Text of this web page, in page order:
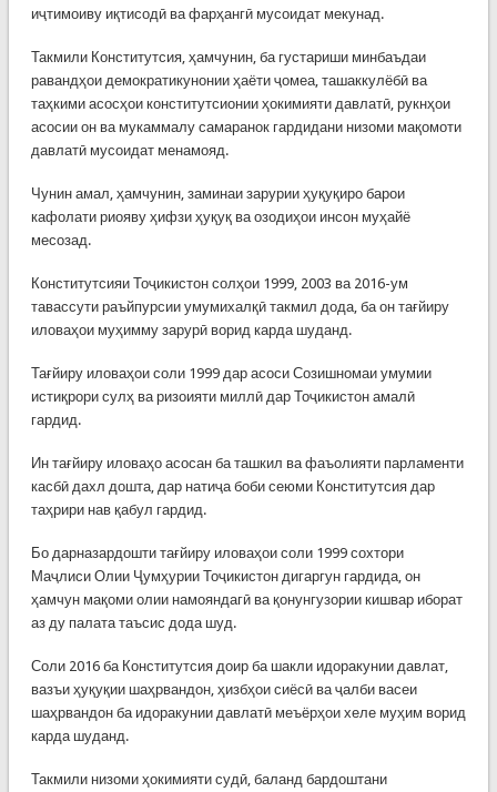
иҷтимоиву иқтисодӣ ва фарҳангӣ мусоидат мекунад.
Такмили Конститутсия, ҳамчунин, ба густариши минбаъдаи
равандҳои демократикунонии ҳаёти ҷомеа, ташаккулёбӣ ва
таҳкими асосҳои конститутсионии ҳокимияти давлатӣ, рукнҳои
асосии он ва мукаммалу самаранок гардидани низоми мақомоти
давлатӣ мусоидат менамояд.
Чунин амал, ҳамчунин, заминаи зарурии ҳуқуқиро барои
кафолати риояву ҳифзи ҳуқуқ ва озодиҳои инсон муҳайё
месозад.
Конститутсияи Тоҷикистон солҳои 1999, 2003 ва 2016-ум
тавассути раъйпурсии умумихалқӣ такмил дода, ба он тағйиру
иловаҳои муҳимму зарурӣ ворид карда шуданд.
Тағйиру иловаҳои соли 1999 дар асоси Созишномаи умумии
истиқрори сулҳ ва ризоияти миллӣ дар Тоҷикистон амалӣ
гардид.
Ин тағйиру иловаҳо асосан ба ташкил ва фаъолияти парламенти
касбӣ дахл дошта, дар натиҷа боби сеюми Конститутсия дар
таҳрири нав қабул гардид.
Бо дарназардошти тағйиру иловаҳои соли 1999 сохтори
Маҷлиси Олии Ҷумҳурии Тоҷикистон дигаргун гардида, он
ҳамчун мақоми олии намояндагӣ ва қонунгузории кишвар иборат
аз ду палата таъсис дода шуд.
Соли 2016 ба Конститутсия доир ба шакли идоракунии давлат,
вазъи ҳуқуқии шаҳрвандон, ҳизбҳои сиёсӣ ва ҷалби васеи
шаҳрвандон ба идоракунии давлатӣ меъёрҳои хеле муҳим ворид
карда шуданд.
Такмили низоми ҳокимияти судӣ, баланд бардоштани